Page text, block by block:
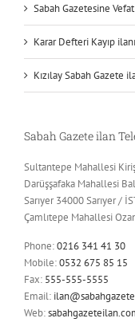
Sabah Gazetesine
Karar Defteri Kayıp
Kızılay Sabah Gazete
Sabah Gazete ilan
Sultantepe Mahallesi
Darüşşafaka Mahallesi
Sarıyer 34000 Sarıyer /
Çamlıtepe Mahallesi
Phone:0216 341 41 30
Mobile:0532 675 85 15
Fax: 555-555-5555
Email:
Web: